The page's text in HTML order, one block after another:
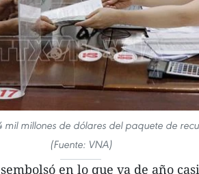
mil millones de dólares del paquete de
(Fuente: VNA)
en lo que va de año